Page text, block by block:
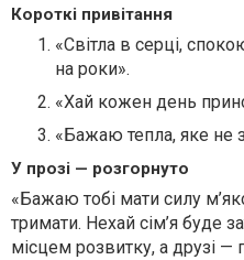
Короткі привітання
«Світла в серці,
на роки».
«Хай кожен день
«Бажаю тепла, яке не
У прозі — розгорнуто
«Бажаю тобі мати силу
тримати. Нехай сім’я буде
місцем розвитку, а друзі —